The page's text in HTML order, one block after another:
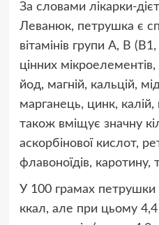
За словами лікарки-
Леванюк, петрушка є
вітамінів групи А, В
цінних мікроелементів,
йод, магній, кальцій,
марганець, цинк,
також вміщує значну
аскорбінової кислот,
флавоноїдів, каротину,
У 100 грамах петрушки
ккал, але при цьому 4,4